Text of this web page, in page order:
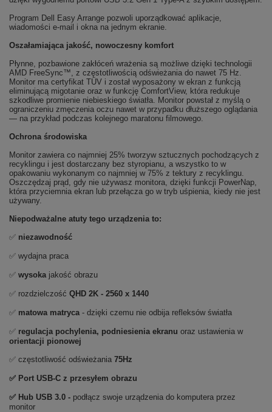
Program Dell Easy Arrange pozwoli uporządkować aplikacje,
wiadomości e-mail i okna na jednym ekranie.
Oszałamiająca jakość, nowoczesny komfort
Płynne, pozbawione zakłóceń wrażenia są możliwe dzięki technologii
AMD FreeSync™, z częstotliwością odświeżania do nawet 75 Hz.
Monitor ma certyfikat TÜV i został wyposażony w ekran z funkcją
eliminującą migotanie oraz w funkcję ComfortView, która redukuje
szkodliwe promienie niebieskiego światła. Monitor powstał z myślą o
ograniczeniu zmęczenia oczu nawet w przypadku dłuższego oglądania
— na przykład podczas kolejnego maratonu filmowego.
Ochrona środowiska
Monitor zawiera co najmniej 25% tworzyw sztucznych pochodzących z
recyklingu i jest dostarczany bez styropianu, a wszystko to w
opakowaniu wykonanym co najmniej w 75% z tektury z recyklingu.
Oszczędzaj prąd, gdy nie używasz monitora, dzięki funkcji PowerNap,
która przyciemnia ekran lub przełącza go w tryb uśpienia, kiedy nie jest
używany.
Niepodważalne atuty tego urządzenia to:
✅ niezawodność
✅ wydajna praca
✅ wysokajakość obrazu
✅ rozdzielczość QHD 2K - 2560 x 1440
✅ matowa matryca- dzięki czemu nie odbija refleksów światła
✅ regulacja pochylenia, podniesienia ekranu oraz ustawienia w
orientacji pionowej
✅ częstotliwość odświeżania 75Hz
✅ Port USB-C z przesyłem obrazu
✅ Hub USB 3.0 - podłącz swoje urządzenia do komputera przez
monitor